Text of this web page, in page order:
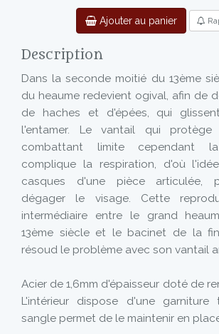
Ajouter au panier
Description
Dans la seconde moitié du 13ème
du heaume redevient ogival, afin de
de haches et d'épées, qui
l'entamer. Le vantail qui
combattant limite cependant
complique la respiration, d'où
casques d'une pièce articulée,
dégager le visage. Cette
intermédiaire entre le grand
13ème siècle et le bacinet de la
résoud le problème avec son vantail
Acier de 1,6mm d'épaisseur doté de
L'intérieur dispose d'une
sangle permet de le maintenir en